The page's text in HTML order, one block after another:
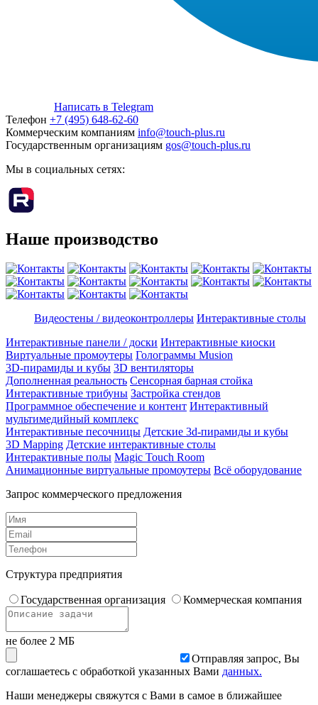
Написать в Telegram
Телефон +7 (495) 648-62-60
Коммерческим компаниям info@touch-plus.ru
Государственным организациям gos@touch-plus.ru
Мы в социальных сетях:
Наше производство
Видеостены / видеоконтроллеры Интерактивные столы
Интерактивные панели / доски Интерактивные киоски
Виртуальные промоутеры Голограммы Musion
3D-пирамиды и кубы 3D вентиляторы
Дополненная реальность Сенсорная барная стойка
Интерактивные трибуны Застройка стендов
Программное обеспечение и контент Интерактивный
мультимедийный комплекс
Интерактивные песочницы Детские 3d-пирамиды и кубы
3D Mapping Детские интерактивные столы
Интерактивные полы Magic Touch Room
Анимационные виртуальные промоутеры Всё оборудование
Запрос коммерческого предложения
Структура предприятия
Государственная организация Коммерческая компания
не более 2 МБ
Отправляя запрос, Вы
соглашаетесь с обработкой указанных Вами данных.
Наши менеджеры свяжутся с Вами в самое в ближайшее